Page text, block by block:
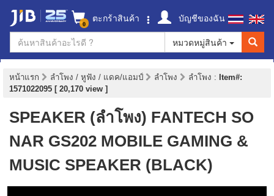
0 ตะกร้าสินค้า
บัญชีของฉัน
หมวดหมู่สินค้า
หน้าแรก ลำโพง / หูฟัง / แดค/แอมป์ ลำโพง ลำโพง : Item#:
1571022095 [ 20,170 view ]
SPEAKER (ลำโพง) FANTECH SO
NAR GS202 MOBILE GAMING &
MUSIC SPEAKER (BLACK)